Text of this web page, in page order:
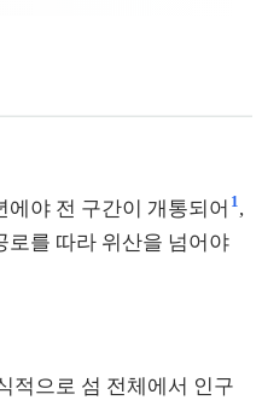
야 전 구간이 개통되어 1,
로를 따라 위산을 넘어야
적으로 섬 전체에서 인구